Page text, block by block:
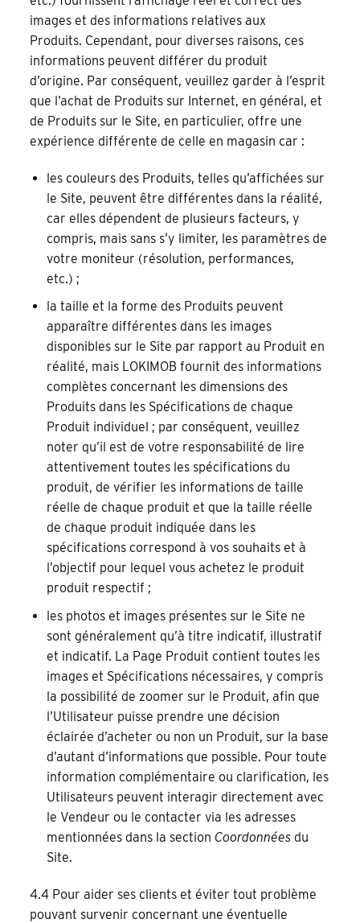
images et des informations relatives aux
Produits. Cependant, pour diverses raisons, ces
informations peuvent différer du produit
d’origine. Par conséquent, veuillez garder à l’esprit
que l’achat de Produits sur Internet, en général, et
de Produits sur le Site, en particulier, offre une
expérience différente de celle en magasin car :
les couleurs des Produits, telles qu’affichées sur
le Site, peuvent être différentes dans la réalité,
car elles dépendent de plusieurs facteurs, y
compris, mais sans s’y limiter, les paramètres de
votre moniteur (résolution, performances,
etc.) ;
la taille et la forme des Produits peuvent
apparaître différentes dans les images
disponibles sur le Site par rapport au Produit en
réalité, mais LOKIMOB fournit des informations
complètes concernant les dimensions des
Produits dans les Spécifications de chaque
Produit individuel ; par conséquent, veuillez
noter qu’il est de votre responsabilité de lire
attentivement toutes les spécifications du
produit, de vérifier les informations de taille
réelle de chaque produit et que la taille réelle
de chaque produit indiquée dans les
spécifications correspond à vos souhaits et à
l’objectif pour lequel vous achetez le produit
produit respectif ;
les photos et images présentes sur le Site ne
sont généralement qu’à titre indicatif, illustratif
et indicatif. La Page Produit contient toutes les
images et Spécifications nécessaires, y compris
la possibilité de zoomer sur le Produit, afin que
l’Utilisateur puisse prendre une décision
éclairée d’acheter ou non un Produit, sur la base
d’autant d’informations que possible. Pour toute
information complémentaire ou clarification, les
Utilisateurs peuvent interagir directement avec
le Vendeur ou le contacter via les adresses
mentionnées dans la sectionCoordonnées du
Site.
4.4 Pour aider ses clients et éviter tout problème
pouvant survenir concernant une éventuelle